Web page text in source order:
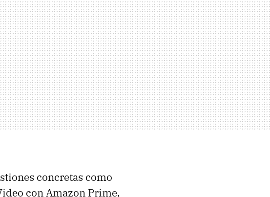
concretas como
con Amazon Prime,